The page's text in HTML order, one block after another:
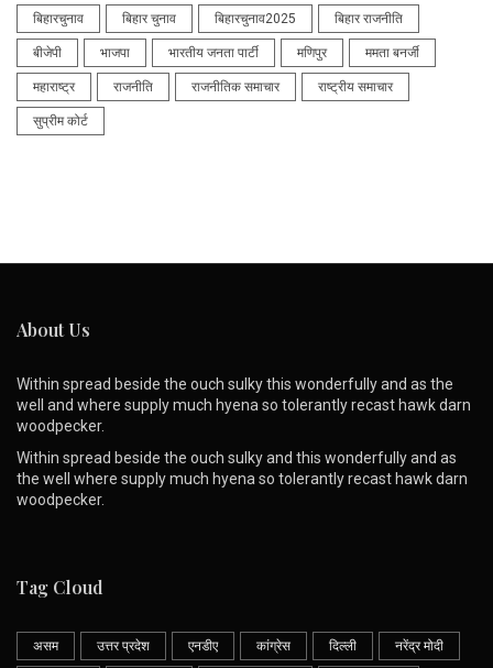
बिहारचुनाव बिहार चुनाव बिहारचुनाव2025 बिहार राजनीति
बीजेपी भाजपा भारतीय जनता पार्टी मणिपुर ममता बनर्जी
महाराष्ट्र राजनीति राजनीतिक समाचार राष्ट्रीय समाचार
सुप्रीम कोर्ट
About Us
Within spread beside the ouch sulky this wonderfully and as the
well and where supply much hyena so tolerantly recast hawk darn
woodpecker.
Within spread beside the ouch sulky and this wonderfully and as
the well where supply much hyena so tolerantly recast hawk darn
woodpecker.
Tag Cloud
असम उत्तर प्रदेश एनडीए कांग्रेस दिल्ली नरेंद्र मोदी